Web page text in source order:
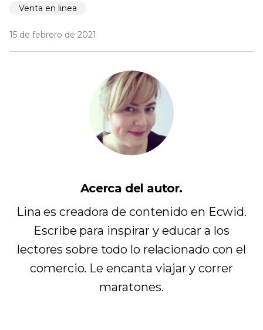
Venta en linea
15 de febrero de 2021
Acerca del autor.
Lina es creadora de contenido en Ecwid.
Escribe para inspirar y educar a los
lectores sobre todo lo relacionado con el
comercio. Le encanta viajar y correr
maratones.